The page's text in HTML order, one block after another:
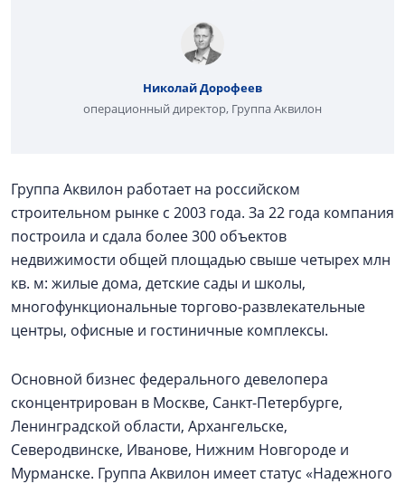
Николай Дорофеев
операционный директор, Группа Аквилон
Группа Аквилон работает на российском
строительном рынке с 2003 года. За 22 года компания
построила и сдала более 300 объектов
недвижимости общей площадью свыше четырех млн
кв. м: жилые дома, детские сады и школы,
многофункциональные торгово-развлекательные
центры, офисные и гостиничные комплексы.
Основной бизнес федерального девелопера
сконцентрирован в Москве, Санкт-Петербурге,
Ленинградской области, Архангельске,
Северодвинске, Иванове, Нижним Новгороде и
Мурманске. Группа Аквилон имеет статус «Надежного